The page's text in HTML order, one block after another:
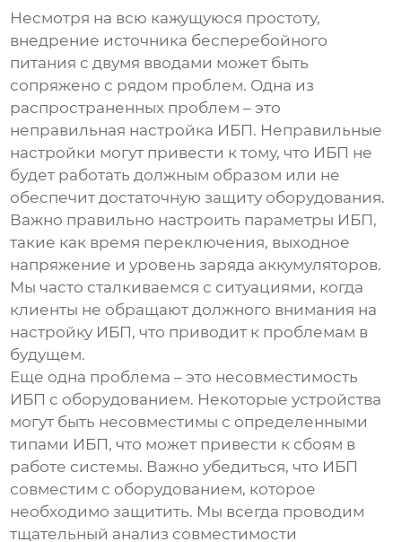
Несмотря на всю кажущуюся простоту,
внедрение источника бесперебойного
питания с двумя вводами может быть
сопряжено с рядом проблем. Одна из
распространенных проблем – это
неправильная настройка ИБП. Неправильные
настройки могут привести к тому, что ИБП не
будет работать должным образом или не
обеспечит достаточную защиту оборудования.
Важно правильно настроить параметры ИБП,
такие как время переключения, выходное
напряжение и уровень заряда аккумуляторов.
Мы часто сталкиваемся с ситуациями, когда
клиенты не обращают должного внимания на
настройку ИБП, что приводит к проблемам в
будущем.
Еще одна проблема – это несовместимость
ИБП с оборудованием. Некоторые устройства
могут быть несовместимы с определенными
типами ИБП, что может привести к сбоям в
работе системы. Важно убедиться, что ИБП
совместим с оборудованием, которое
необходимо защитить. Мы всегда проводим
тщательный анализ совместимости